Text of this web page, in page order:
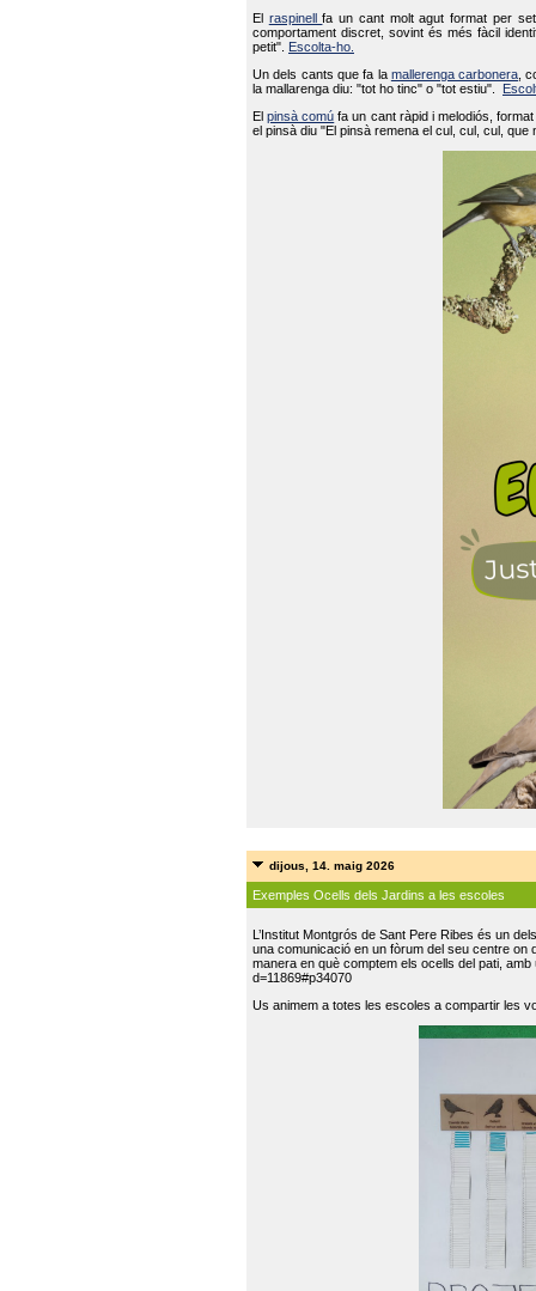
El raspinellfa un cant molt agut format per
comportament discret, sovint és més fàcil
petit".
Escolta-ho.
Un dels cants que fa la mallerenga carbonera ,
la mallarenga diu: "tot ho tinc" o "tot estiu".
Elpinsà comú fa un cant ràpid i melodiós,
el pinsà diu "El pinsà remena el cul, cul, cul,
dijous, 14. maig 2026
Exemples Ocells dels Jardins a les escoles
L’Institut Montgrós de Sant Pere Ribes és un
una comunicació en un fòrum del seu centre on
manera en què comptem els ocells del pati,
d=11869#p34070
Us animem a totes les escoles a compartir les